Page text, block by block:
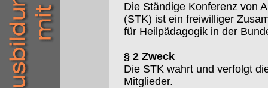
Die Ständige Konferenz von
(STK) ist ein freiwilliger
für Heilpädagogik in der
§ 2 Zweck
Die STK wahrt und verfolgt
Mitglieder.